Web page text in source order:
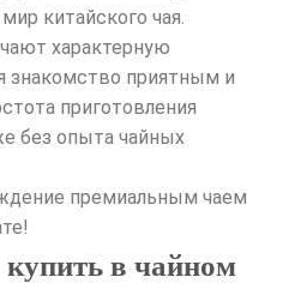
китайского чая.
характерную
знакомство приятным и
приготовления
без опыта чайных
премиальным чаем
в чайном